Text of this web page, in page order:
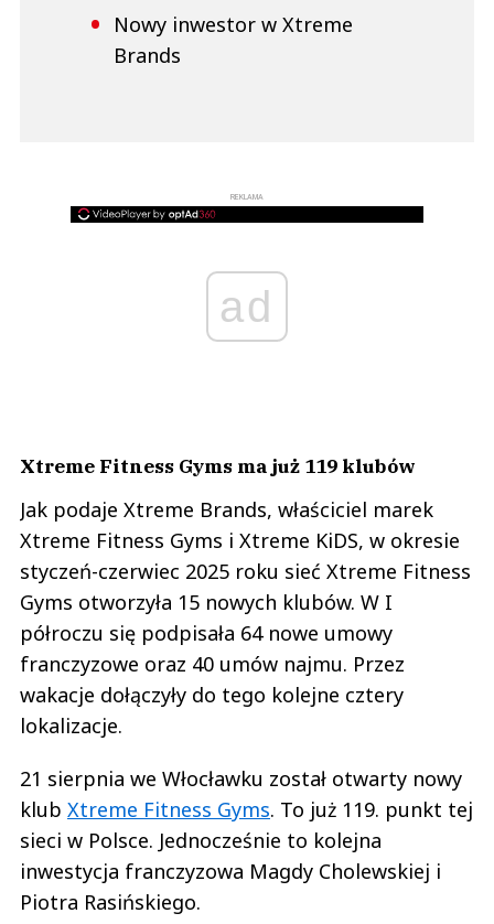
Nowy inwestor w Xtreme
Brands
REKLAMA
ad
Xtreme Fitness Gyms ma już 119 klubów
Jak podaje Xtreme Brands, właściciel marek
Xtreme Fitness Gyms i Xtreme KiDS, w okresie
styczeń-czerwiec 2025 roku sieć Xtreme Fitness
Gyms otworzyła 15 nowych klubów. W I
półroczu się podpisała 64 nowe umowy
franczyzowe oraz 40 umów najmu. Przez
wakacje dołączyły do tego kolejne cztery
lokalizacje.
21 sierpnia we Włocławku został otwarty nowy
klub Xtreme Fitness Gyms. To już 119. punkt tej
sieci w Polsce. Jednocześnie to kolejna
inwestycja franczyzowa Magdy Cholewskiej i
Piotra Rasińskiego.